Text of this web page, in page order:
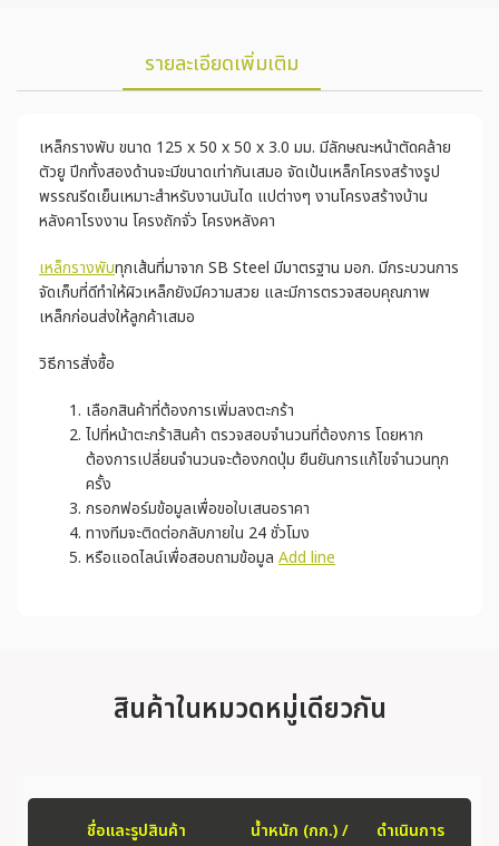
รายละเอียดเพิ่มเติม
เหล็กรางพับ ขนาด 125 x 50 x 50 x 3.0 มม. มีลักษณะหน้าตัดคล้าย
ตัวยู ปีกทั้งสองด้านจะมีขนาดเท่ากันเสมอ จัดเป้นเหล็กโครงสร้างรูป
พรรณรีดเย็นเหมาะสำหรับงานบันได แปต่างๆ งานโครงสร้างบ้าน
หลังคาโรงงาน โครงถักจั่ว โครงหลังคา
เหล็กรางพับทุกเส้นที่มาจาก SB Steel มีมาตรฐาน มอก. มีกระบวนการ
จัดเก็บที่ดีทำให้ผิวเหล็กยังมีความสวย และมีการตรวจสอบคุณภาพ
เหล็กก่อนส่งให้ลูกค้าเสมอ
วิธีการสั่งซื้อ
เลือกสินค้าที่ต้องการเพิ่มลงตะกร้า
ไปที่หน้าตะกร้าสินค้า ตรวจสอบจำนวนที่ต้องการ โดยหาก
ต้องการเปลี่ยนจำนวนจะต้องกดปุ่ม ยืนยันการแก้ไขจำนวนทุก
ครั้ง
กรอกฟอร์มข้อมูลเพื่อขอใบเสนอราคา
ทางทีมจะติดต่อกลับภายใน 24 ชั่วโมง
หรือแอดไลน์เพื่อสอบถามข้อมูล Add line
สินค้าในหมวดหมู่เดียวกัน
ชื่อและรูปสินค้า น้ำหนัก (กก.) / ดำเนินการ